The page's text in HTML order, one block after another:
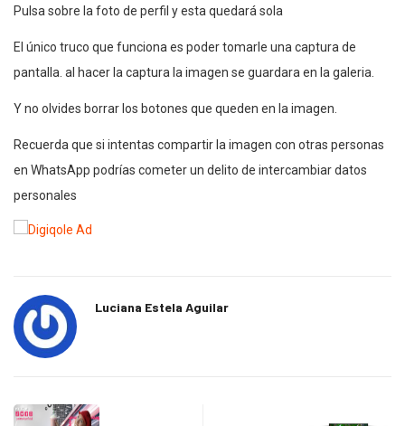
Pulsa sobre la foto de perfil y esta quedará sola
El único truco que funciona es poder tomarle una captura de
pantalla. al hacer la captura la imagen se guardara en la galeria.
Y no olvides borrar los botones que queden en la imagen.
Recuerda que si intentas compartir la imagen con otras personas
en WhatsApp podrías cometer un delito de intercambiar datos
personales
Luciana Estela Aguilar